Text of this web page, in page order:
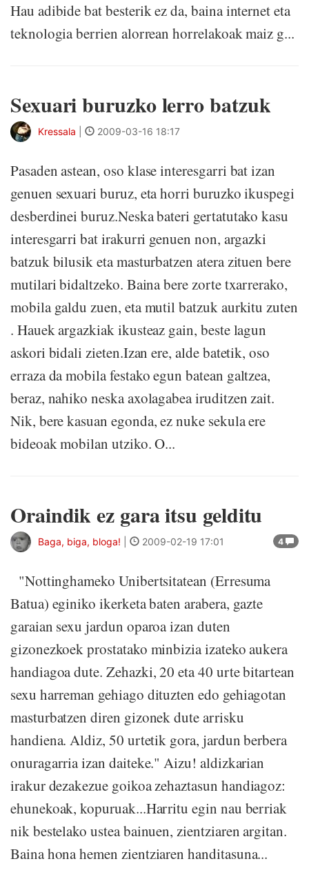
Hau adibide bat besterik ez da, baina internet eta
teknologia berrien alorrean horrelakoak maiz g...
Sexuari buruzko lerro batzuk
Kressala 2009-03-16 18:17
Pasaden astean, oso klase interesgarri bat izan
genuen sexuari buruz, eta horri buruzko ikuspegi
desberdinei buruz.Neska bateri gertatutako kasu
interesgarri bat irakurri genuen non, argazki
batzuk bilusik eta masturbatzen atera zituen bere
mutilari bidaltzeko. Baina bere zorte txarrerako,
mobila galdu zuen, eta mutil batzuk aurkitu zuten
. Hauek argazkiak ikusteaz gain, beste lagun
askori bidali zieten.Izan ere, alde batetik, oso
erraza da mobila festako egun batean galtzea,
beraz, nahiko neska axolagabea iruditzen zait.
Nik, bere kasuan egonda, ez nuke sekula ere
bideoak mobilan utziko. O...
Oraindik ez gara itsu gelditu
4
Baga, biga, bloga! 2009-02-19 17:01
"Nottinghameko Unibertsitatean (Erresuma
Batua) eginiko ikerketa baten arabera, gazte
garaian sexu jardun oparoa izan duten
gizonezkoek prostatako minbizia izateko aukera
handiagoa dute. Zehazki, 20 eta 40 urte bitartean
sexu harreman gehiago dituzten edo gehiagotan
masturbatzen diren gizonek dute arrisku
handiena. Aldiz, 50 urtetik gora, jardun berbera
onuragarria izan daiteke." Aizu! aldizkarian
irakur dezakezue goikoa zehaztasun handiagoz:
ehunekoak, kopuruak...Harritu egin nau berriak
nik bestelako ustea bainuen, zientziaren argitan.
Baina hona hemen zientziaren handitasuna...